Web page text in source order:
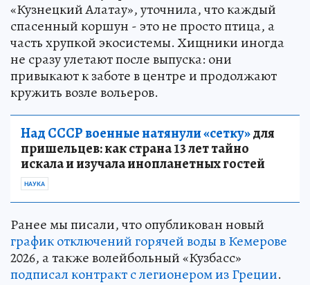
«Кузнецкий Алатау», уточнила, что каждый
спасенный коршун - это не просто птица, а
часть хрупкой экосистемы. Хищники иногда
не сразу улетают после выпуска: они
привыкают к заботе в центре и продолжают
кружить возле вольеров.
Над СССР военные натянули «сетку»для
пришельцев: как страна 13 лет тайно
искала и изучала инопланетных гостей
НАУКА
Ранее мы писали, что опубликован новый
график отключений горячей воды в Кемерове
2026, а также волейбольный «Кузбасс»
подписал контракт с легионером из Греции.